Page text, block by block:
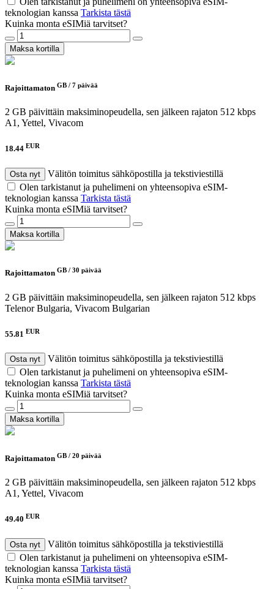
teknologian kanssa Tarkista tästä
Kuinka monta eSIMiä tarvitset?
Maksa kortilla
Rajoittamaton GB / 7 päivää
2 GB päivittäin maksiminopeudella, sen jälkeen rajaton 512 kbps
A1, Yettel, Vivacom
18.44 EUR
Osta nyt
Välitön toimitus sähköpostilla ja tekstiviestillä
Olen tarkistanut ja puhelimeni on yhteensopiva eSIM-
teknologian kanssa Tarkista tästä
Kuinka monta eSIMiä tarvitset?
Maksa kortilla
Rajoittamaton GB / 30 päivää
2 GB päivittäin maksiminopeudella, sen jälkeen rajaton 512 kbps
Telenor Bulgaria, Vivacom Bulgarian
55.81 EUR
Osta nyt
Välitön toimitus sähköpostilla ja tekstiviestillä
Olen tarkistanut ja puhelimeni on yhteensopiva eSIM-
teknologian kanssa Tarkista tästä
Kuinka monta eSIMiä tarvitset?
Maksa kortilla
Rajoittamaton GB / 20 päivää
2 GB päivittäin maksiminopeudella, sen jälkeen rajaton 512 kbps
A1, Yettel, Vivacom
49.40 EUR
Osta nyt
Välitön toimitus sähköpostilla ja tekstiviestillä
Olen tarkistanut ja puhelimeni on yhteensopiva eSIM-
teknologian kanssa Tarkista tästä
Kuinka monta eSIMiä tarvitset?